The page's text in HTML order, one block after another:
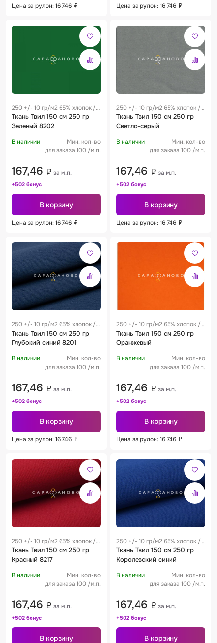
Цена за рулон: 16 746 ₽ Цена за рулон: 16 746 ₽
250 +/- 10 гр/м2 65% хлопок /
35% полиэстер 0.25 м
Ткань Твил 150 см 250 гр
Зеленый 8202
В наличии
Мин. кол-во
для заказа 100 /м.п.
167,46 ₽ за м.п.
+502 бонус
В корзину
Цена за рулон: 16 746 ₽
250 +/- 10 гр/м2 65% хлопок /
35% полиэстер 0.25 м
Ткань Твил 150 см 250 гр
Светло-серый
В наличии
Мин. кол-во
для заказа 100 /м.п.
167,46 ₽ за м.п.
+502 бонус
В корзину
Цена за рулон: 16 746 ₽
250 +/- 10 гр/м2 65% хлопок /
35% полиэстер 0.25 м
Ткань Твил 150 см 250 гр
Глубокий синий 8201
В наличии
Мин. кол-во
для заказа 100 /м.п.
167,46 ₽ за м.п.
+502 бонус
В корзину
Цена за рулон: 16 746 ₽
250 +/- 10 гр/м2 65% хлопок /
35% полиэстер 0.25 м
Ткань Твил 150 см 250 гр
Оранжевый
В наличии
Мин. кол-во
для заказа 100 /м.п.
167,46 ₽ за м.п.
+502 бонус
В корзину
Цена за рулон: 16 746 ₽
250 +/- 10 гр/м2 65% хлопок /
35% полиэстер 0.25 м
Ткань Твил 150 см 250 гр
Красный 8217
В наличии
Мин. кол-во
для заказа 100 /м.п.
167,46 ₽ за м.п.
+502 бонус
В корзину
250 +/- 10 гр/м2 65% хлопок /
35% полиэстер 0.25 м
Ткань Твил 150 см 250 гр
Королевский синий
В наличии
Мин. кол-во
для заказа 100 /м.п.
167,46 ₽ за м.п.
+502 бонус
В корзину